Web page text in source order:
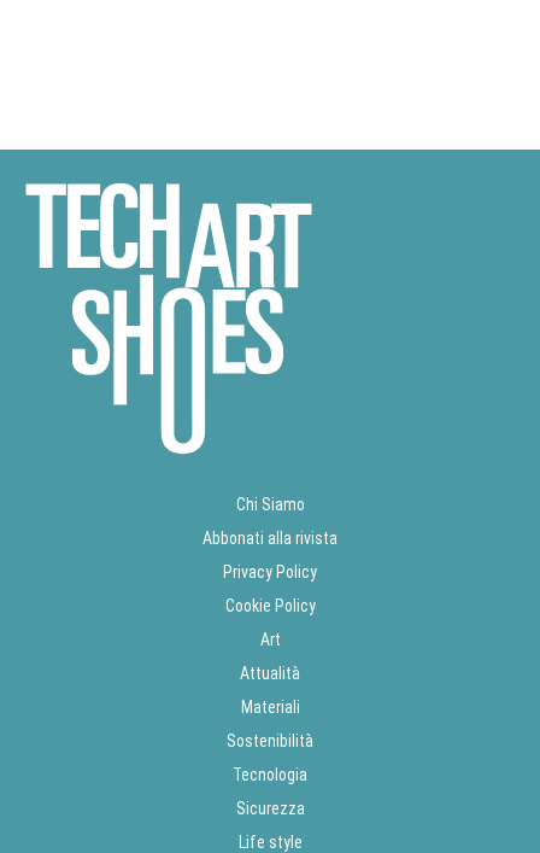
Chi Siamo
Abbonati alla rivista
Privacy Policy
Cookie Policy
Art
Attualità
Materiali
Sostenibilità
Tecnologia
Sicurezza
Life style